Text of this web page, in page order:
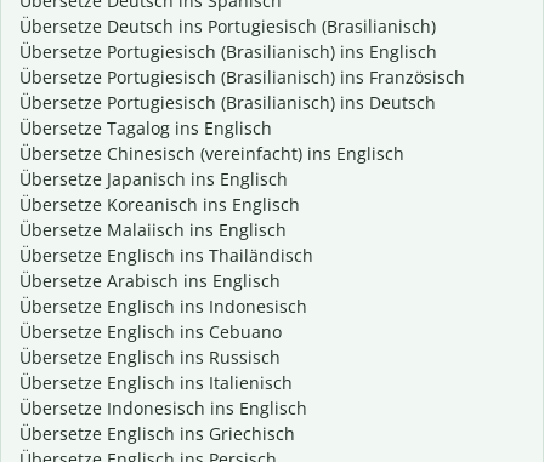
Übersetze Deutsch ins Portugiesisch (Brasilianisch)
Übersetze Portugiesisch (Brasilianisch) ins Englisch
Übersetze Portugiesisch (Brasilianisch) ins Französisch
Übersetze Portugiesisch (Brasilianisch) ins Deutsch
Übersetze Tagalog ins Englisch
Übersetze Chinesisch (vereinfacht) ins Englisch
Übersetze Japanisch ins Englisch
Übersetze Koreanisch ins Englisch
Übersetze Malaiisch ins Englisch
Übersetze Englisch ins Thailändisch
Übersetze Arabisch ins Englisch
Übersetze Englisch ins Indonesisch
Übersetze Englisch ins Cebuano
Übersetze Englisch ins Russisch
Übersetze Englisch ins Italienisch
Übersetze Indonesisch ins Englisch
Übersetze Englisch ins Griechisch